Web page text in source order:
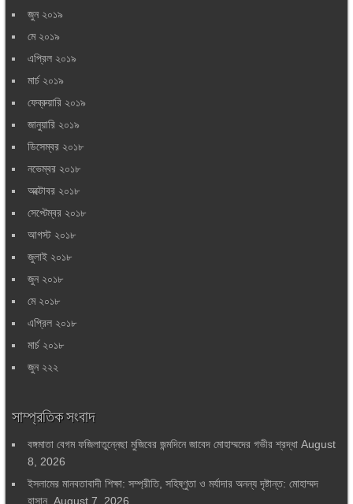
জুন ২০১৯
মে ২০১৯
এপ্রিল ২০১৯
মার্চ ২০১৯
ফেব্রুয়ারি ২০১৯
জানুয়ারি ২০১৯
ডিসেম্বর ২০১৮
নভেম্বর ২০১৮
অক্টোবর ২০১৮
সেপ্টেম্বর ২০১৮
আগস্ট ২০১৮
জুলাই ২০১৮
জুন ২০১৮
মে ২০১৮
এপ্রিল ২০১৮
মার্চ ২০১৮
জুন ২২২
সাম্প্রতিক সংবাদ
বঙ্গমাতা বেগম ফজিলাতুন্নেছা মুজিবের জন্মদিনে জাবেদ মোহাম্মদের গভীর শ্রদ্ধা August
8, 2026
ইসলামের মানবতাবাদী শিক্ষা: সম্প্রীতি, সহিষ্ণুতা ও মর্যাদার অনন্য দৃষ্টান্ত: মোহাম্মদ
হাসান August 7, 2026